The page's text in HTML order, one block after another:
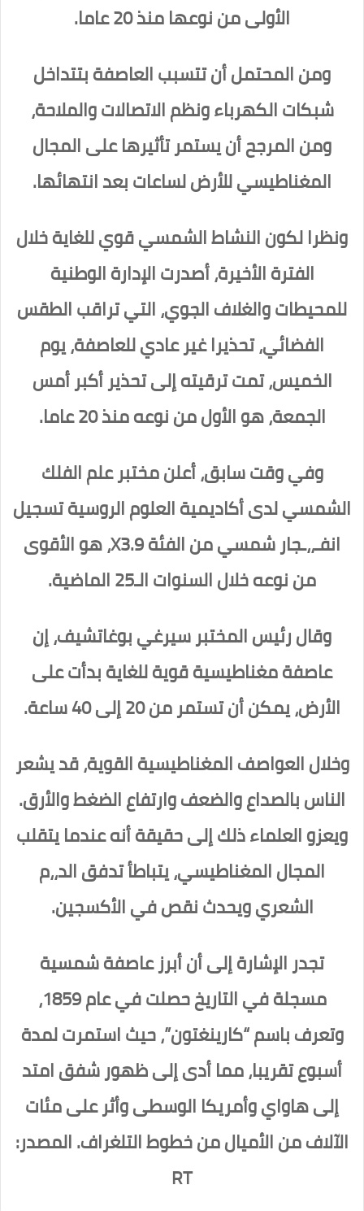
الأولى من نوعها منذ 20 عاما.
ومن المحتمل أن تتسبب العاصفة بتتداخل
شبكات الكهرباء ونظم الاتصالات والملاحة،
ومن المرجح أن يستمر تأثيرها على المجال
المغناطيسي للأرض لساعات بعد انتهائها.
ونظرا لكون النشاط الشمسي قوي للغاية خلال
الفترة الأخيرة، أصدرت الإدارة الوطنية
للمحيطات والغلاف الجوي، التي تراقب الطقس
الفضائي، تحذيرا غير عادي للعاصفة، يوم
الخميس، تمت ترقيته إلى تحذير أكبر أمس
الجمعة، هو الأول من نوعه منذ 20 عاما.
وفي وقت سابق، أعلن مختبر علم الفلك
الشمسي لدى أكاديمية العلوم الروسية تسجيل
انفـ،،ـجار شمسي من الفئة X3.9، هو الأقوى
من نوعه خلال السنوات الـ25 الماضية.
وقال رئيس المختبر سيرغي بوغاتشيف، إن
عاصفة مغناطيسية قوية للغاية بدأت على
الأرض، يمكن أن تستمر من 20 إلى 40 ساعة.
وخلال العواصف المغناطيسية القوية، قد يشعر
الناس بالصداع والضعف وارتفاع الضغط والأرق.
ويعزو العلماء ذلك إلى حقيقة أنه عندما يتقلب
المجال المغناطيسي، يتباطأ تدفق الد،،م
الشعري ويحدث نقص في الأكسجين.
تجدر الإشارة إلى أن أبرز عاصفة شمسية
مسجلة في التاريخ حصلت في عام 1859،
وتعرف باسم “كارينغتون”، حيث استمرت لمدة
أسبوع تقريبا، مما أدى إلى ظهور شفق امتد
إلى هاواي وأمريكا الوسطى وأثر على مئات
الآلاف من الأميال من خطوط التلغراف. المصدر:
RT